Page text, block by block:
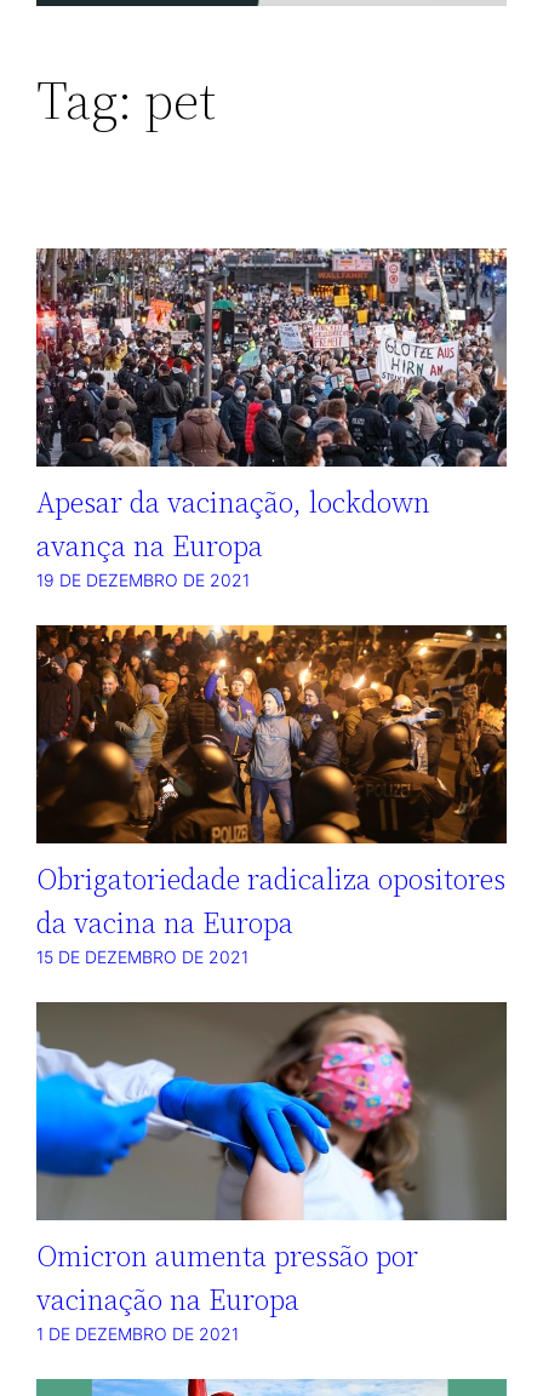
Tag: pet
Apesar da vacinação, lockdown
avança na Europa
19 DE DEZEMBRO DE 2021
Obrigatoriedade radicaliza opositores
da vacina na Europa
15 DE DEZEMBRO DE 2021
Omicron aumenta pressão por
vacinação na Europa
1 DE DEZEMBRO DE 2021